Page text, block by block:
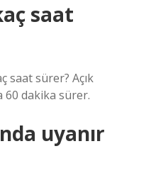
saat
saat sürer? Açık
dakika sürer.
uyanır